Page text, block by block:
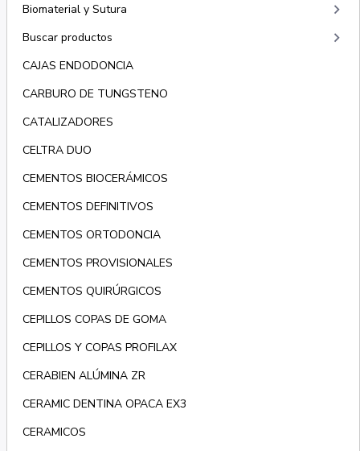
Biomaterial y Sutura
keyboard_arrow_right
Buscar productos keyboard_arrow_right
CAJAS ENDODONCIA
CARBURO DE TUNGSTENO
CATALIZADORES
CELTRA DUO
CEMENTOS BIOCERÁMICOS
CEMENTOS DEFINITIVOS
CEMENTOS ORTODONCIA
CEMENTOS PROVISIONALES
CEMENTOS QUIRÚRGICOS
CEPILLOS COPAS DE GOMA
CEPILLOS Y COPAS PROFILAX
CERABIEN ALÚMINA ZR
CERAMIC DENTINA OPACA EX3
CERAMICOS